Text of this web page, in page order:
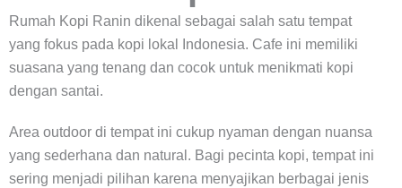
Rumah Kopi Ranin dikenal sebagai salah satu tempat
yang fokus pada kopi lokal Indonesia. Cafe ini memiliki
suasana yang tenang dan cocok untuk menikmati kopi
dengan santai.
Area outdoor di tempat ini cukup nyaman dengan nuansa
yang sederhana dan natural. Bagi pecinta kopi, tempat ini
sering menjadi pilihan karena menyajikan berbagai jenis